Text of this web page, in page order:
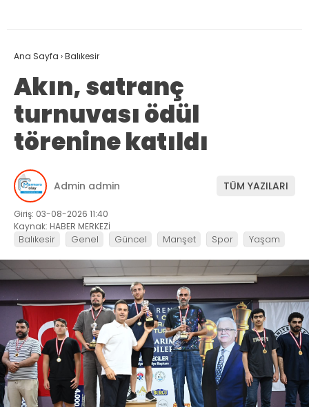
Ana Sayfa ›Balıkesir
Akın, satranç
turnuvası ödül
törenine katıldı
Admin admin TÜM YAZILARI
Giriş: 03-08-2026 11:40
Kaynak: HABER MERKEZİ
Balıkesir Genel Güncel Manşet Spor Yaşam